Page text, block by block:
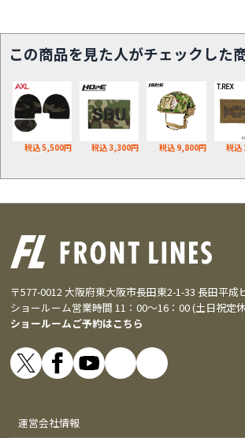
この商品を見た人がチェックした
税込 5,500円 税込 3,300円 税込 9,800円 税込
〒577-0012 大阪府東大阪市長田東2-1-33 長田平成
ショールーム営業時間 11：00～16：00 (土日祝定
ショールームご予約はこちら
運営会社情報